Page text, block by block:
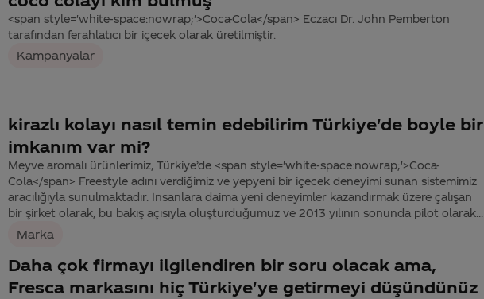
<span style='white-space:nowrap;'>Coca-Cola</span> Eczacı Dr. John Pemberton
tarafından ferahlatıcı bir içecek olarak üretilmiştir.
Kampanyalar
kirazlı kolayı nasıl temin edebilirim Türkiye'de boyle bir
imkanım var mi?
Meyve aromalı ürünlerimiz, Türkiye’de <span style='white-space:nowrap;'>Coca-
Cola</span> Freestyle adını verdiğimiz ve yepyeni bir içecek deneyimi sunan sistemimiz
aracılığıyla sunulmaktadır. İnsanlara daima yeni deneyimler kazandırmak üzere çalışan
bir şirket olarak, bu bakış açısıyla oluşturduğumuz ve 2013 yılının sonunda pilot olarak...
Marka
Daha çok firmayı ilgilendiren bir soru olacak ama,
Fresca markasını hiç Türkiye'ye getirmeyi düşündünüz